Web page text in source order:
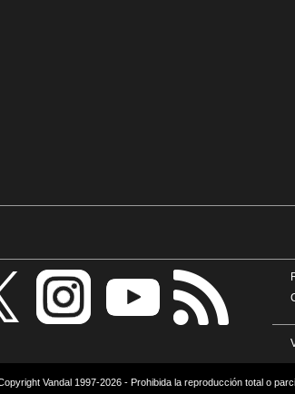
Vandal 1997-2026 - Prohibida la reproducción total o